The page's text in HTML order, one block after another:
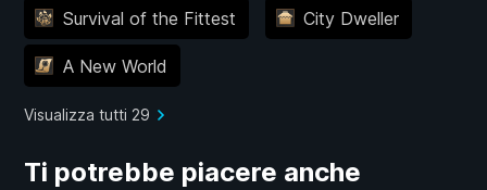
Survival of the Fittest City Dweller
A New World
Visualizza tutti 29
Ti potrebbe piacere anche